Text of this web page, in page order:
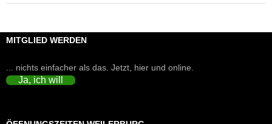
MITGLIED WERDEN
... nichts einfacher als das. Jetzt, hier und online.
Ja, ich will